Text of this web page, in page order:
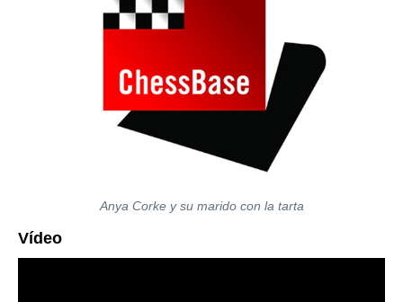
Anya Corke y su marido con la tarta
Vídeo